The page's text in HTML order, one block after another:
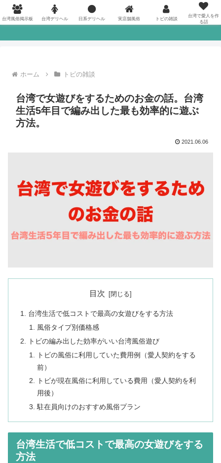
台湾駐在歴9年目トビの台湾風俗体験日記
ホーム トビの雑談
台湾で女遊びをするためのお金の話。台湾
生活5年目で編み出した最も効率的に遊ぶ
方法。
2021.06.06
目次
台湾生活で低コストで最高の女遊びをする方法
風俗タイプ別価格感
トビの編み出した効率がいい台湾風俗遊び
トビの風俗に利用していた費用例（愛人契約をする
前）
トビが現在風俗に利用している費用（愛人契約を利
用後）
駐在員向けのおすすめ風俗プラン
台湾生活で低コストで最高の女遊びをする
方法
台湾風俗掲示板 台湾デリヘル 日系デリヘル 実店舗風俗 トビの雑談
台湾で愛人を作
る話